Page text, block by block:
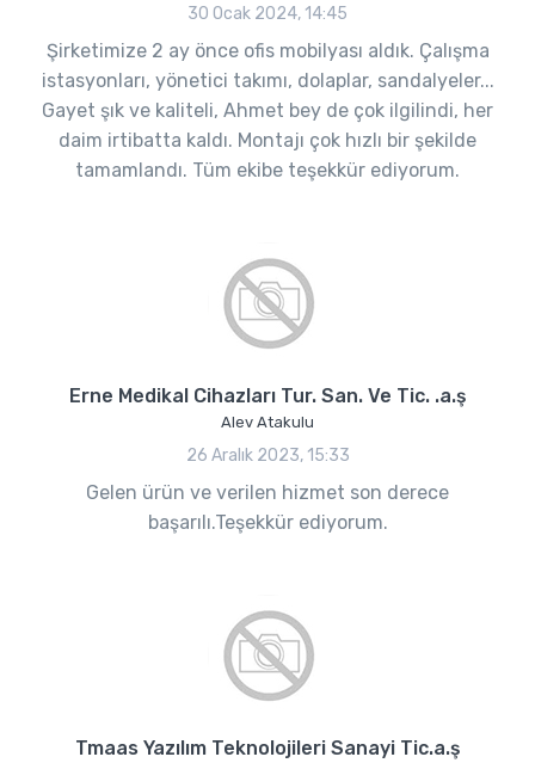
30 Ocak 2024, 14:45
Şirketimize 2 ay önce ofis mobilyası aldık. Çalışma
istasyonları, yönetici takımı, dolaplar, sandalyeler...
Gayet şık ve kaliteli, Ahmet bey de çok ilgilindi, her
daim irtibatta kaldı. Montajı çok hızlı bir şekilde
tamamlandı. Tüm ekibe teşekkür ediyorum.
Erne Medikal Cihazları Tur. San. Ve Tic. .a.ş
Alev Atakulu
26 Aralık 2023, 15:33
Gelen ürün ve verilen hizmet son derece
başarılı.Teşekkür ediyorum.
Tmaas Yazılım Teknolojileri Sanayi Tic.a.ş